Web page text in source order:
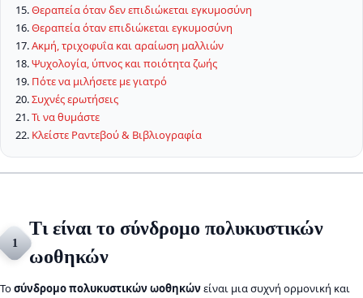
Θεραπεία όταν δεν επιδιώκεται εγκυμοσύνη
Θεραπεία όταν επιδιώκεται εγκυμοσύνη
Ακμή, τριχοφυΐα και αραίωση μαλλιών
Ψυχολογία, ύπνος και ποιότητα ζωής
Πότε να μιλήσετε με γιατρό
Συχνές ερωτήσεις
Τι να θυμάστε
Κλείστε Ραντεβού & Βιβλιογραφία
1
Τι είναι το σύνδρομο πολυκυστικών
ωοθηκών
Τοσύνδρομο πολυκυστικών ωοθηκώνείναι μια συχνή ορμονική και